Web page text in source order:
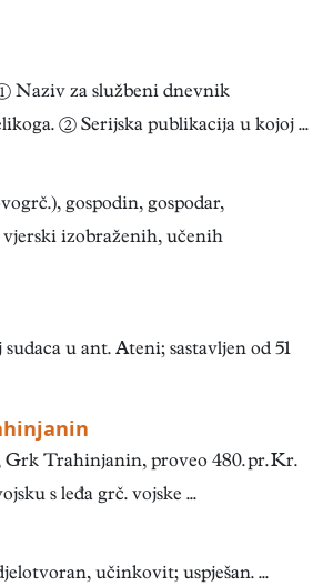
Naziv za službeni dnevnik
② Serijska publikacija u kojoj ...
gospodin, gospodar,
izobraženih, učenih
u ant. Ateni; sastavljen od 51
Grk Trahinjanin, proveo 480. pr. Kr.
s leđa grč. vojske ...
učinkovit; uspješan. ...